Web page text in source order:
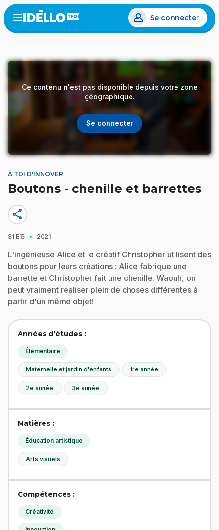
Aller
au
contenu
Open
menu
Se connecter
Ce contenu n'est pas disponible depuis votre zone
géographique.
Se connecter
À TOI D'INNOVER
Boutons - chenille et barrettes
share
S1 E15 · 2021
L'ingénieuse Alice et le créatif Christopher utilisent des
boutons pour leurs créations : Alice fabrique une
barrette et Christopher fait une chenille. Waouh, on
peut vraiment réaliser plein de choses différentes à
partir d'un même objet!
Années d'études :
Élémentaire
Maternelle et jardin d'enfants 1re année
2e année 3e année
Matières :
Éducation artistique
Arts visuels
Compétences :
Créativité